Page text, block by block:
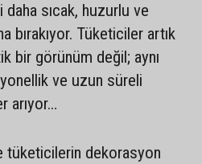
sıcak, huzurlu ve
bırakıyor. Tüketiciler artık
bir görünüm değil; aynı
ve uzun süreli
arıyor…
tüketicilerin dekorasyon